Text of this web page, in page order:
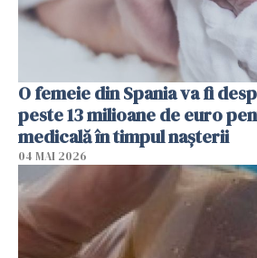
O femeie din Spania va fi
peste 13 milioane de euro
medicală în timpul naşterii
04 MAI 2026